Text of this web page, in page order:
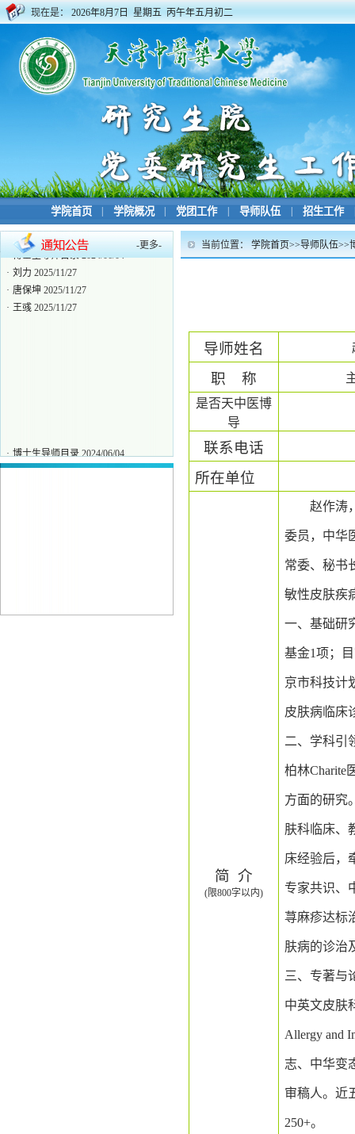
现在是： 2026年8月7日 星期五 丙午年五月初二
学院首页 学院概况 党团工作 导师队伍 招生工作
-更多-
博士生导师目录
· 刘力 2025/11/27
· 唐保坤 2025/11/27
· 王彧 2025/11/27
· 博士生导师目录 2024/06/04
· 刘力 2025/11/27
当前位置： 学院首页>>导师队伍>>
导师姓名
职 称
是否天中医博
导
联系电话
所在单位
简 介
(限800字以内)
赵作涛
委员，中华
常委、秘书
敏性皮肤疾
一、基础研
基金1项；
京市科技计
皮肤病临床
二、 学科引
柏林Charite
方面的研究
肤科临床、
床经验后，
专家共识、
荨麻疹达标
肤病的诊治
三、 专著与
中英文皮肤
Allergy and
志、中华变
审稿人。近
250+。